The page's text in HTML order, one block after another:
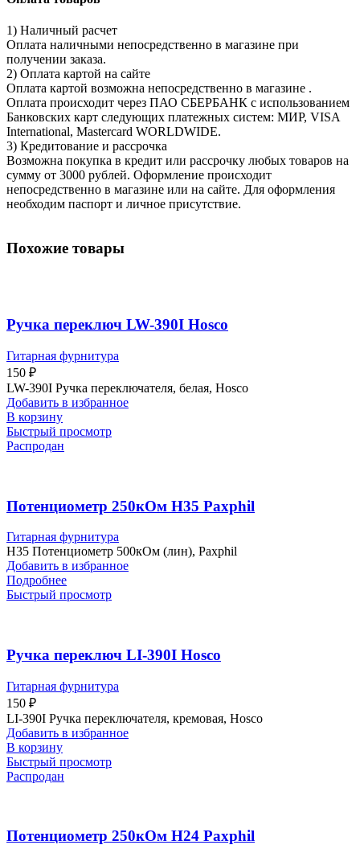
1) Наличный расчет
Оплата наличными непосредственно в магазине при
получении заказа.
2) Оплата картой на сайте
Оплата картой возможна непосредственно в магазине .
Оплата происходит через ПАО СБЕРБАНК с использованием
Банковских карт следующих платежных систем: МИР, VISA
International, Mastercard WORLDWIDE.
3) Кредитование и рассрочка
Возможна покупка в кредит или рассрочку любых товаров на
сумму от 3000 рублей. Оформление происходит
непосредственно в магазине или на сайте. Для оформления
необходим паспорт и личное присутствие.
Похожие товары
Ручка переключ LW-390I Hosco
Гитарная фурнитура
150 ₽
LW-390I Ручка переключателя, белая, Hosco
Добавить в избранное
В корзину
Быстрый просмотр
Распродан
Потенциометр 250кОм H35 Paxphil
Гитарная фурнитура
H35 Потенциометр 500кОм (лин), Paxphil
Добавить в избранное
Подробнее
Быстрый просмотр
Ручка переключ LI-390I Hosco
Гитарная фурнитура
150 ₽
LI-390I Ручка переключателя, кремовая, Hosco
Добавить в избранное
В корзину
Быстрый просмотр
Распродан
Потенциометр 250кОм H24 Paxphil